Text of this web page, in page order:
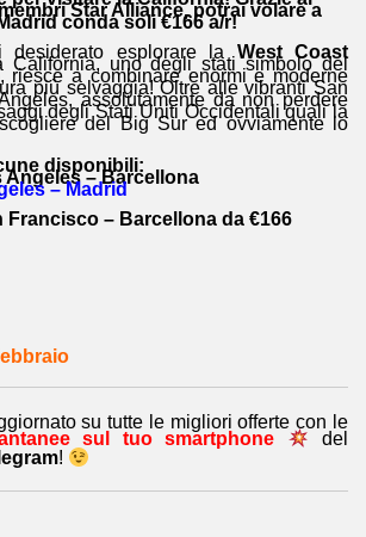
Star Alliance, potrai volare a
conda soli €166 a/r!
esplorare la West Coast
California, uno degli stati simbolo del
riesce a combinare enormi e moderne
più selvaggia! Oltre alle vibranti San
assolutamente da non perdere
degli Stati Uniti Occidentali quali la
del Big Sur ed ovviamente lo
disponibili:
Angeles – Barcellona
– Madrid
Francisco – Barcellona da €166
su tutte le migliori offerte con le
sul tuo smartphone
del
!